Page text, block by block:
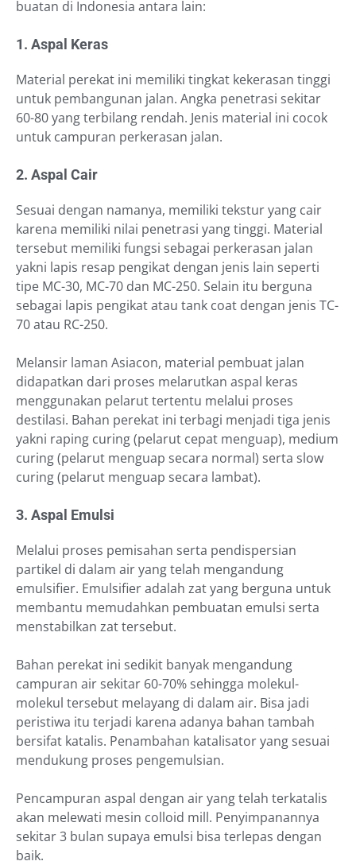
buatan di Indonesia antara lain:
1. Aspal Keras
Material perekat ini memiliki tingkat kekerasan tinggi
untuk pembangunan jalan. Angka penetrasi sekitar
60-80 yang terbilang rendah. Jenis material ini cocok
untuk campuran perkerasan jalan.
2. Aspal Cair
Sesuai dengan namanya, memiliki tekstur yang cair
karena memiliki nilai penetrasi yang tinggi. Material
tersebut memiliki fungsi sebagai perkerasan jalan
yakni lapis resap pengikat dengan jenis lain seperti
tipe MC-30, MC-70 dan MC-250. Selain itu berguna
sebagai lapis pengikat atau tank coat dengan jenis TC-
70 atau RC-250.
Melansir laman Asiacon, material pembuat jalan
didapatkan dari proses melarutkan aspal keras
menggunakan pelarut tertentu melalui proses
destilasi. Bahan perekat ini terbagi menjadi tiga jenis
yakni raping curing (pelarut cepat menguap), medium
curing (pelarut menguap secara normal) serta slow
curing (pelarut menguap secara lambat).
3. Aspal Emulsi
Melalui proses pemisahan serta pendispersian
partikel di dalam air yang telah mengandung
emulsifier. Emulsifier adalah zat yang berguna untuk
membantu memudahkan pembuatan emulsi serta
menstabilkan zat tersebut.
Bahan perekat ini sedikit banyak mengandung
campuran air sekitar 60-70% sehingga molekul-
molekul tersebut melayang di dalam air. Bisa jadi
peristiwa itu terjadi karena adanya bahan tambah
bersifat katalis. Penambahan katalisator yang sesuai
mendukung proses pengemulsian.
Pencampuran aspal dengan air yang telah terkatalis
akan melewati mesin colloid mill. Penyimpanannya
sekitar 3 bulan supaya emulsi bisa terlepas dengan
baik.